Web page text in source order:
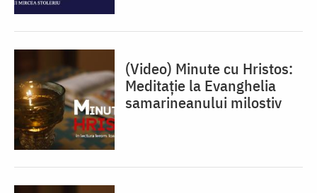
(Video) Minute cu Hristos:
Meditație la Evanghelia
samarineanului milostiv